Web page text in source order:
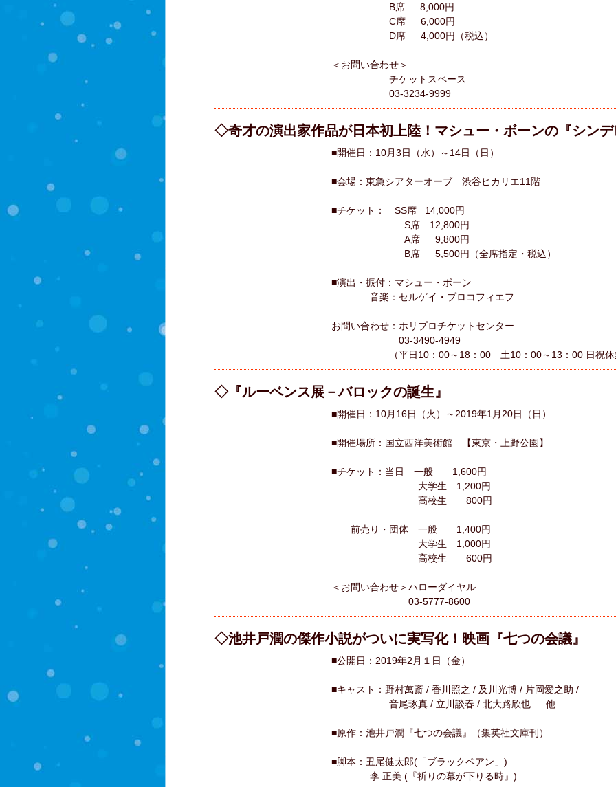
B席 8,000円
C席 6,000円
D席 4,000円（税込）
＜お問い合わせ＞
チケットスペース
03-3234-9999
◇奇才の演出家作品が日本初上陸！マシュー・ボーンの『シン
■開催日：10月3日（水）～14日（日）
■会場：東急シアターオーブ 渋谷ヒカリエ11階
■チケット： SS席 14,000円
S席 12,800円
A席 9,800円
B席 5,500円（全席指定・税込）
■演出・振付：マシュー・ボーン
音楽：セルゲイ・プロコフィエフ
お問い合わせ：ホリプロチケットセンター
03-3490-4949
（平日10：00～18：00 土10：00～13：00 日祝休
◇『ルーベンス展－バロックの誕生』
■開催日：10月16日（火）～2019年1月20日（日）
■開催場所：国立西洋美術館 【東京・上野公園】
■チケット：当日 一般 1,600円
大学生 1,200円
高校生 800円
前売り・団体 一般 1,400円
大学生 1,000円
高校生 600円
＜お問い合わせ＞ハローダイヤル
03-5777-8600
◇池井戸潤の傑作小説がついに実写化！映画『七つの会議』
■公開日：2019年2月１日（金）
■キャスト：野村萬斎 / 香川照之 / 及川光博 / 片岡愛之助 /
音尾琢真 / 立川談春 / 北大路欣也 他
■原作：池井戸潤『七つの会議』（集英社文庫刊）
■脚本：丑尾健太郎(「ブラックペアン」)
李 正美 (『祈りの幕が下りる時』)